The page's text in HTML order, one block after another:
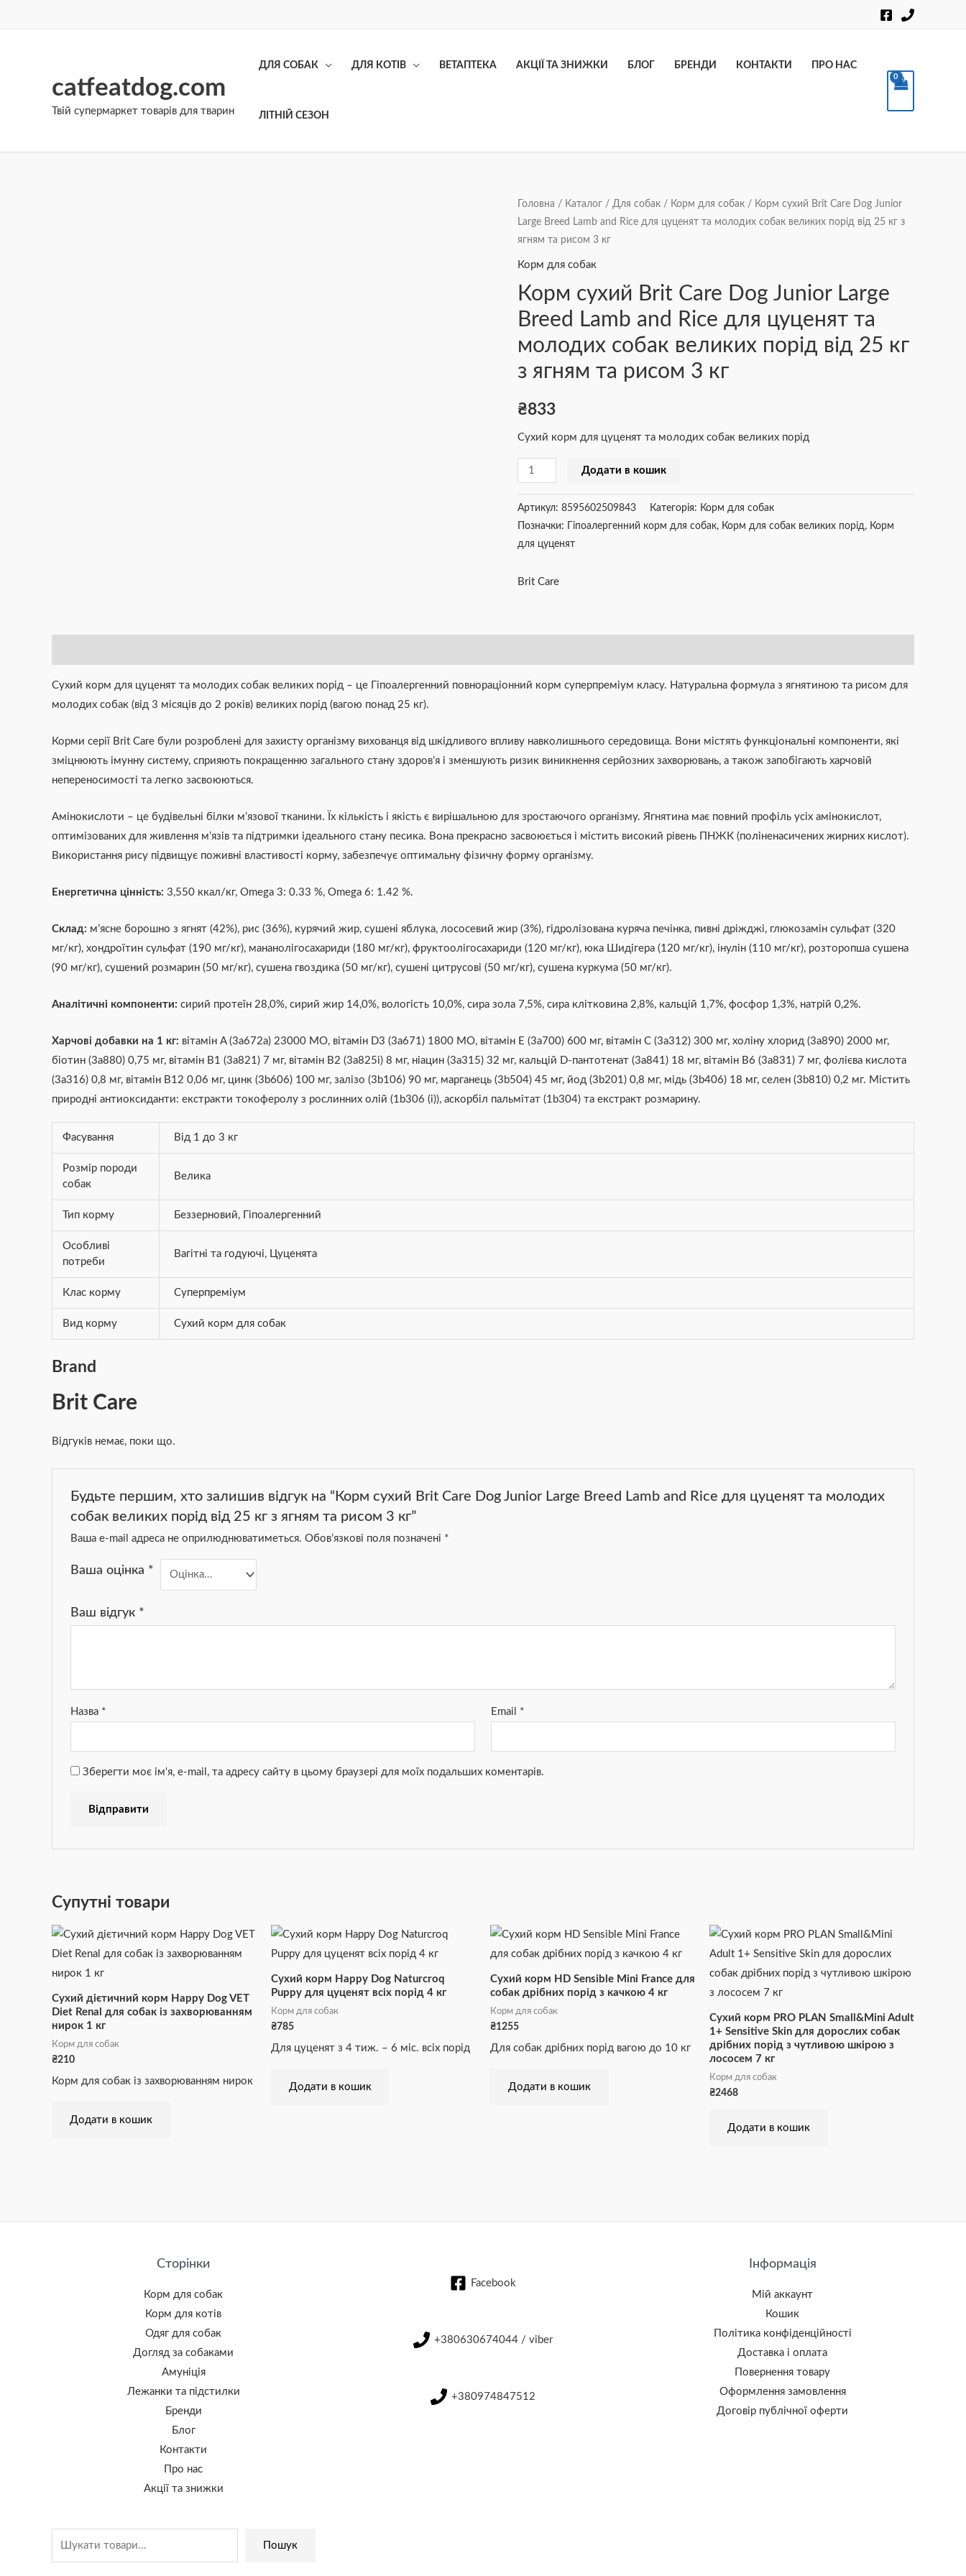
catfeatdog.com
Твій супермаркет товарів для тварин
ДЛЯ СОБАК ДЛЯ КОТІВ ВЕТАПТЕКА АКЦІЇ ТА ЗНИЖКИ БЛОГ БРЕНДИ КОНТАКТИ ПРО НАС
ЛІТНІЙ СЕЗОН
Головна / Каталог / Для собак / Корм для собак / Корм сухий Brit Care Dog Junior
Large Breed Lamb and Rice для цуценят та молодих собак великих порід від 25 кг з
ягням та рисом 3 кг
Корм для собак
Корм сухий Brit Care Dog Junior Large
Breed Lamb and Rice для цуценят та
молодих собак великих порід від 25 кг
з ягням та рисом 3 кг
₴833
Сухий корм для цуценят та молодих собак великих порід
Корм
сухий
Brit
Care
Dog
Junior
Large
Breed
and
для
цуценят
та
молодих
собак
великих
3
Додати в кошик
Артикул: 8595602509843 Категорія: Корм для собак
Позначки:
Гіпоалергенний корм для собак, Корм для собак великих порід, Корм
для цуценят
Brit Care
Сухий корм для цуценят та молодих собак великих порід – це Гіпоалергенний повнораціонний корм суперпреміум класу. Натуральна формула з ягнятиною та рисом для
молодих собак (від 3 місяців до 2 років) великих порід (вагою понад 25 кг).
Корми серії Brit Care були розроблені для захисту організму вихованця від шкідливого впливу навколишнього середовища. Вони містять функціональні компоненти, які
зміцнюють імунну систему, сприяють покращенню загального стану здоров’я і зменшують ризик виникнення серйозних захворювань, а також запобігають харчовій
непереносимості та легко засвоюються.
Амінокислоти – це будівельні білки м’язової тканини. Їх кількість і якість є вирішальною для зростаючого організму. Ягнятина має повний профіль усіх амінокислот,
оптимізованих для живлення м’язів та підтримки ідеального стану песика. Вона прекрасно засвоюється і містить високий рівень ПНЖК (поліненасичених жирних кислот).
Використання рису підвищує поживні властивості корму, забезпечує оптимальну фізичну форму організму.
Енергетична цінність: 3,550 ккал/кг, Omega 3: 0.33 %, Omega 6: 1.42 %.
Склад: м’ясне борошно з ягнят (42%), рис (36%), курячий жир, сушені яблука, лососевий жир (3%), гідролізована куряча печінка, пивні дріжджі, глюкозамін сульфат (320
мг/кг), хондроїтин сульфат (190 мг/кг), мананолігосахариди (180 мг/кг), фруктоолігосахариди (120 мг/кг), юка Шидігера (120 мг/кг), інулін (110 мг/кг), розторопша сушена
(90 мг/кг), сушений розмарин (50 мг/кг), сушена гвоздика (50 мг/кг), сушені цитрусові (50 мг/кг), сушена куркума (50 мг/кг).
Аналітичні компоненти: сирий протеїн 28,0%, сирий жир 14,0%, вологість 10,0%, сира зола 7,5%, сира клітковина 2,8%, кальцій 1,7%, фосфор 1,3%, натрій 0,2%.
Харчові добавки на 1 кг: вітамін A (3a672a) 23000 МО, вітамін D3 (3a671) 1800 МО, вітамін E (3a700) 600 мг, вітамін С (3a312) 300 мг, холіну хлорид (3a890) 2000 мг,
біотин (3a880) 0,75 мг, вітамін В1 (3a821) 7 мг, вітамін B2 (3a825i) 8 мг, ніацин (3a315) 32 мг, кальцій D-пантотенат (3a841) 18 мг, вітамін B6 (3a831) 7 мг, фолієва кислота
(3a316) 0,8 мг, вітамін В12 0,06 мг, цинк (3b606) 100 мг, залізо (3b106) 90 мг, марганець (3b504) 45 мг, йод (3b201) 0,8 мг, мідь (3b406) 18 мг, селен (3b810) 0,2 мг. Містить
природні антиоксиданти: екстракти токоферолу з рослинних олій (1b306 (i)), аскорбіл пальмітат (1b304) та екстракт розмарину.
Фасування Від 1 до 3 кг
Розмір породи
собак
Велика
Тип корму Беззерновий, Гіпоалергенний
Особливі
потреби
Вагітні та годуючі, Цуценята
Клас корму Суперпреміум
Вид корму Сухий корм для собак
Brand
Brit Care
Відгуків немає, поки що.
Будьте першим, хто залишив відгук на “Корм сухий Brit Care Dog Junior Large Breed Lamb and Rice для цуценят та молодих
собак великих порід від 25 кг з ягням та рисом 3 кг”
Ваша e-mail адреса не оприлюднюватиметься. Обов’язкові поля позначені *
Ваша оцінка *
Ваш відгук *
Назва * Email *
Зберегти моє ім'я, e-mail, та адресу сайту в цьому браузері для моїх подальших коментарів.
Супутні товари
Сухий дієтичний корм Happy Dog VET
Diet Renal для собак із захворюванням
нирок 1 кг
Корм для собак
₴210
Корм для собак із захворюванням нирок
Додати в кошик
Сухий корм Happy Dog Naturcroq
Puppy для цуценят всіх порід 4 кг
Корм для собак
₴785
Для цуценят з 4 тиж. – 6 міс. всіх порід
Додати в кошик
Сухий корм HD Sensible Mini France для
собак дрібних порід з качкою 4 кг
Корм для собак
₴1255
Для собак дрібних порід вагою до 10 кг
Додати в кошик
Сухий корм PRO PLAN Small&Mini Adult
1+ Sensitive Skin для дорослих собак
дрібних порід з чутливою шкірою з
лососем 7 кг
Корм для собак
₴2468
Додати в кошик
Сторінки
Корм для собак
Корм для котів
Одяг для собак
Догляд за собаками
Амуніція
Лежанки та підстилки
Бренди
Блог
Контакти
Про нас
Акції та знижки
Пошук
Facebook
+380630674044 / viber
+380974847512
Інформація
Мій аккаунт
Кошик
Політика конфіденційності
Доставка і оплата
Повернення товару
Оформлення замовлення
Договір публічної оферти